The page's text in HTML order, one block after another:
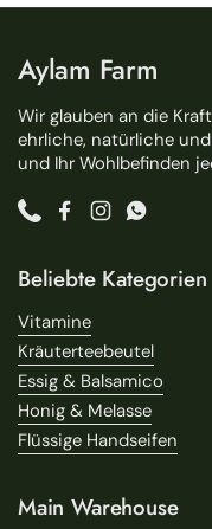
Aylam Farm
Wir glauben an die
ehrliche, natürliche
und Ihr Wohlbefinden
PhoneFacebook
InstagramWhatsApp
Beliebte Kategorien
Vitamine
Kräuterteebeutel
Essig & Balsamico
Honig & Melasse
Flüssige Handseifen
Main Warehouse